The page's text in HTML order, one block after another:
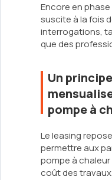
Encore en
suscite à la fois
interrogations,
que des
Un
pompe à
Le leasing
permettre aux
pompe à
coût des travaux.